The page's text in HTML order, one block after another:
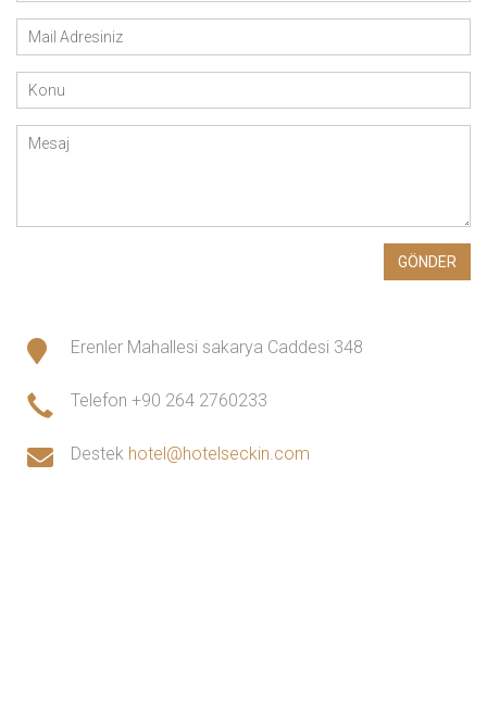
Erenler Mahallesi sakarya Caddesi 348
Telefon +90 264 2760233
Destek hotel@hotelseckin.com